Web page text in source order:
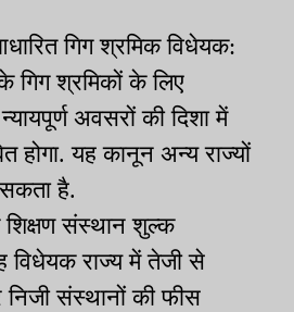
गिग श्रमिक विधेयक:
श्रमिकों के लिए
अवसरों की दिशा में
होगा. यह कानून अन्य राज्यों
है.
संस्थान शुल्क
विधेयक राज्य में तेजी से
निजी संस्थानों की फीस